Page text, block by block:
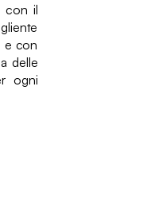
con il
e con
delle
ogni